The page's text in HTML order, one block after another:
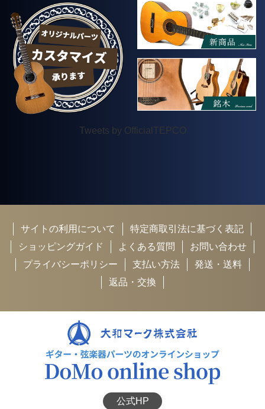
Tweets by OfficialTEPCO
サイトの利用について
特定商取引法に基づく表記
ショッピングガイド
よくある質問
お問い合わせ
プライバシーポリシー
支払い方法
発送・送料
返品・交換
公式HP